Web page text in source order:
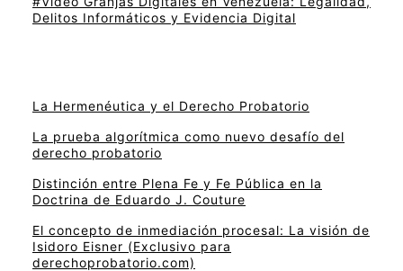
Delitos Informáticos y Evidencia Digital
La Hermenéutica y el Derecho Probatorio
La prueba algorítmica como nuevo desafío del
derecho probatorio
Distinción entre Plena Fe y Fe Pública en la
Doctrina de Eduardo J. Couture
El concepto de inmediación procesal: La visión de
Isidoro Eisner (Exclusivo para
derechoprobatorio.com)